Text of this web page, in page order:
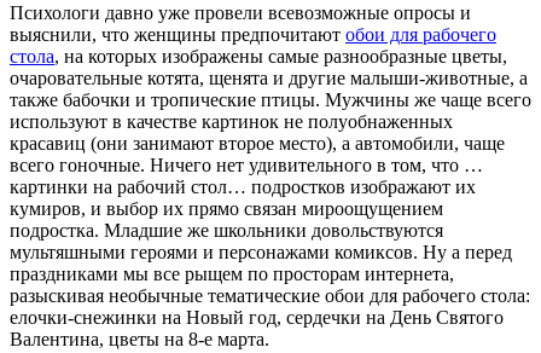
Психологи давно уже провели всевозможные опросы и
выяснили, что женщины предпочитают обои для рабочего
стола, на которых изображены самые разнообразные цветы,
очаровательные котята, щенята и другие малыши-животные, а
также бабочки и тропические птицы. Мужчины же чаще всего
используют в качестве картинок не полуобнаженных
красавиц (они занимают второе место), а автомобили, чаще
всего гоночные. Ничего нет удивительного в том, что …
картинки на рабочий стол… подростков изображают их
кумиров, и выбор их прямо связан мироощущением
подростка. Младшие же школьники довольствуются
мультяшными героями и персонажами комиксов. Ну а перед
праздниками мы все рыщем по просторам интернета,
разыскивая необычные тематические обои для рабочего стола:
елочки-снежинки на Новый год, сердечки на День Святого
Валентина, цветы на 8-е марта.